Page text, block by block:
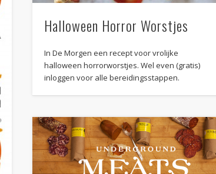
Halloween Horror Worstjes
In De Morgen een recept voor vrolijke
halloween horrorworstjes. Wel even (gratis)
inloggen voor alle bereidingsstappen.